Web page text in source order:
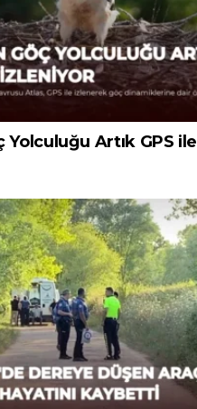
Yolculuğu Artık GPS ile